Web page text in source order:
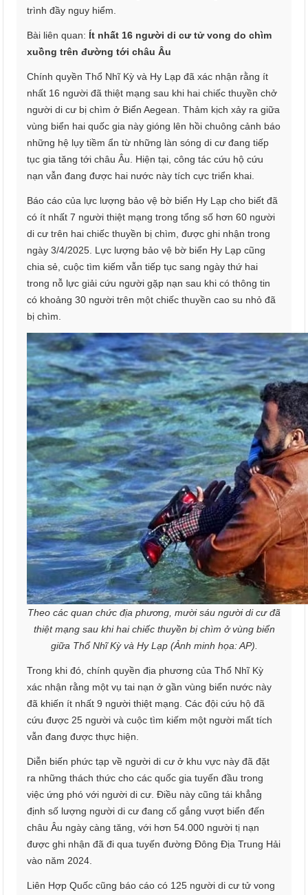
trình đầy nguy hiểm.
Bài liên quan: Ít nhất 16 người di cư tử vong do chìm
xuồng trên đường tới châu Âu
Chính quyền Thổ Nhĩ Kỳ và Hy Lạp đã xác nhận rằng ít
nhất 16 người đã thiệt mạng sau khi hai chiếc thuyền chở
người di cư bị chìm ở Biển Aegean. Thảm kịch xảy ra giữa
vùng biển hai quốc gia này gióng lên hồi chuông cảnh báo
những hệ lụy tiềm ẩn từ những làn sóng di cư đang tiếp
tục gia tăng tới châu Âu. Hiện tại, công tác cứu hộ cứu
nạn vẫn đang được hai nước này tích cực triển khai.
Báo cáo của lực lượng bảo vệ bờ biển Hy Lạp cho biết đã
có ít nhất 7 người thiệt mạng trong tổng số hơn 60 người
di cư trên hai chiếc thuyền bị chìm, được ghi nhận trong
ngày 3/4/2025. Lực lượng bảo vệ bờ biển Hy Lạp cũng
chia sẻ, cuộc tìm kiếm vẫn tiếp tục sang ngày thứ hai
trong nỗ lực giải cứu người gặp nạn sau khi có thông tin
có khoảng 30 người trên một chiếc thuyền cao su nhỏ đã
bị chìm.
Theo các quan chức địa phương, mười sáu người di cư đã
thiệt mạng sau khi hai chiếc thuyền bị chìm ở vùng biển
giữa Thổ Nhĩ Kỳ và Hy Lạp (Ảnh minh họa: AP).
Trong khi đó, chính quyền địa phương của Thổ Nhĩ Kỳ
xác nhận rằng một vụ tai nạn ở gần vùng biển nước này
đã khiến ít nhất 9 người thiệt mạng. Các đội cứu hộ đã
cứu được 25 người và cuộc tìm kiếm một người mất tích
vẫn đang được thực hiện.
Diễn biến phức tạp về người di cư ở khu vực này đã đặt
ra những thách thức cho các quốc gia tuyến đầu trong
việc ứng phó với người di cư. Điều này cũng tái khẳng
định số lượng người di cư đang cố gắng vượt biển đến
châu Âu ngày càng tăng, với hơn 54.000 người tị nạn
được ghi nhận đã đi qua tuyến đường Đông Địa Trung Hải
vào năm 2024.
Liên Hợp Quốc cũng báo cáo có 125 người di cư tử vong